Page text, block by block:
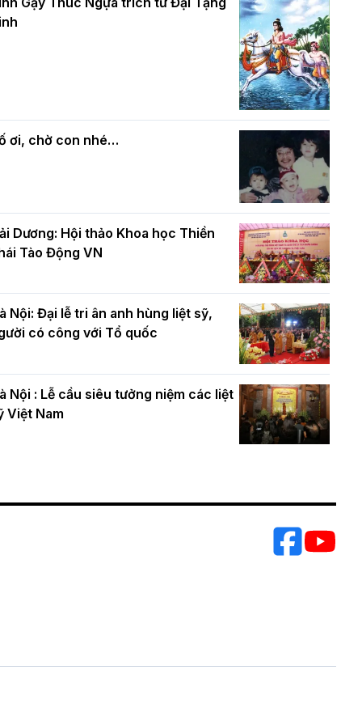
mừng Đại lễ Phật đản PL.2570 –
mùa Phật đản PL.2570
Phật giáo chính tín Phần 7: Luật nhân
quả
ơi, chờ con nhé…
Dương: Hội thảo Khoa học Thiền
Tào Động VN
Nội: Đại lễ tri ân anh hùng liệt sỹ,
có công với Tổ quốc
Nội : Lễ cầu siêu tưởng niệm các liệt
Việt Nam